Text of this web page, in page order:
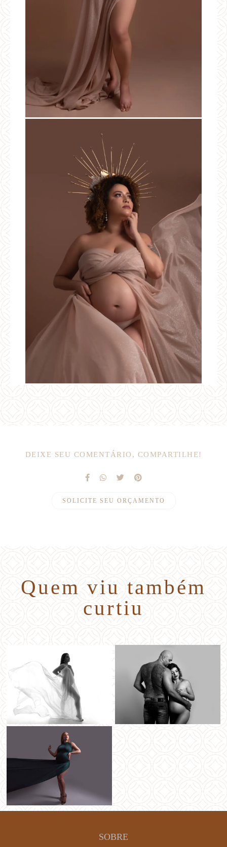
DEIXE SEU COMENTÁRIO, COMPARTILHE!
SOLICITE SEU ORÇAMENTO
Quem viu também
curtiu
SOBRE